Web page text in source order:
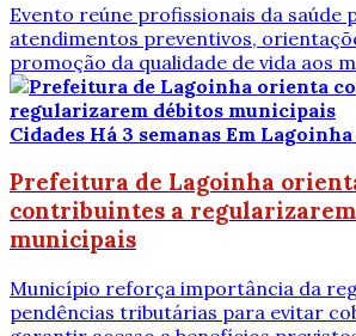
Evento reúne profissionais da saúde
atendimentos preventivos,
promoção da qualidade de vida aos
Cidades Há 3 semanas Em Lagoinha
Prefeitura de Lagoinha
contribuintes a
municipais
Município reforça importância da
pendências tributárias para evitar